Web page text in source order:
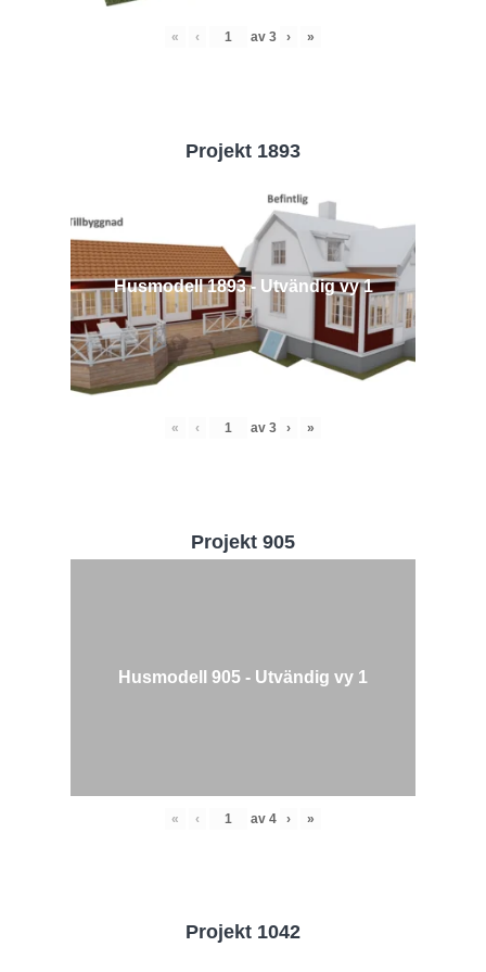
« ‹ av 3 › »
Projekt 1893
Husmodell 1893 - Utvändig vy 1
« ‹ av 3 › »
Projekt 905
Husmodell 905 - Utvändig vy 1
« ‹ av 4 › »
Projekt 1042